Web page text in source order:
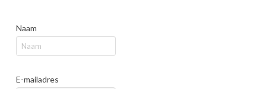
Naam
E-mailadres